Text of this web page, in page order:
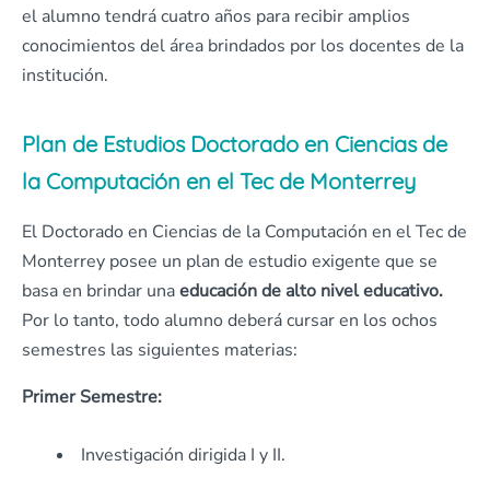
el alumno tendrá cuatro años para recibir amplios
conocimientos del área brindados por los docentes de la
institución.
Plan de Estudios Doctorado en Ciencias de
la Computación en el Tec de Monterrey
El Doctorado en Ciencias de la Computación en el Tec de
Monterrey posee un plan de estudio exigente que se
basa en brindar unaeducación de alto nivel educativo.
Por lo tanto, todo alumno deberá cursar en los ochos
semestres las siguientes materias:
Primer Semestre:
Investigación dirigida I y II.